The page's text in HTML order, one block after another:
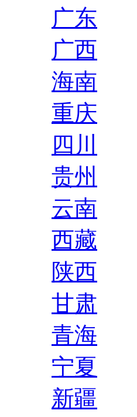
广东
广西
海南
重庆
四川
贵州
云南
西藏
陕西
甘肃
青海
宁夏
新疆